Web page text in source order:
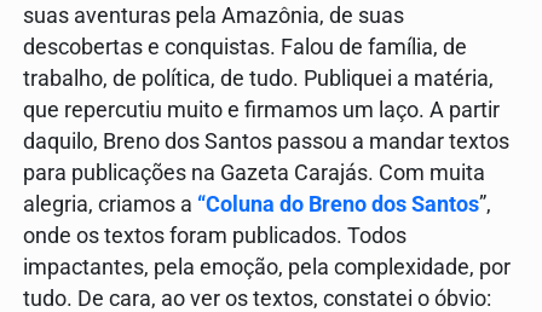
suas aventuras pela Amazônia, de suas
descobertas e conquistas. Falou de família, de
trabalho, de política, de tudo. Publiquei a matéria,
que repercutiu muito e firmamos um laço. A partir
daquilo, Breno dos Santos passou a mandar textos
para publicações na Gazeta Carajás. Com muita
alegria, criamos a “Coluna do Breno dos Santos”,
onde os textos foram publicados. Todos
impactantes, pela emoção, pela complexidade, por
tudo. De cara, ao ver os textos, constatei o óbvio: